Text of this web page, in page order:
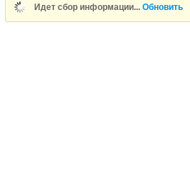
Идет сбор информации...Обновить